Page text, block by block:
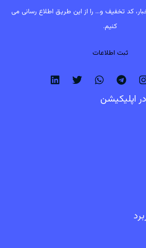
کد تخفیف و... را از این طریق اطلاع رسانی می
کنیم.
ثبت اطلاعات
اپلیکیشن